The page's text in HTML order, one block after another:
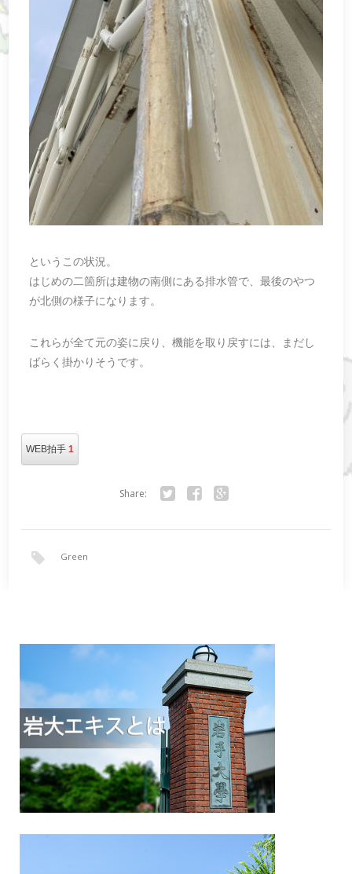
というこの状況。
はじめの二箇所は建物の南側にある排水管で、最後のやつ
が北側の様子になります。
これらが全て元の姿に戻り、機能を取り戻すには、まだし
ばらく掛かりそうです。
WEB拍手1
Share:
Green